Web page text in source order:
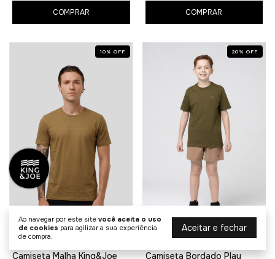
Ao navegar por este site você aceita o uso
de cookies para agilizar a sua experiência
de compra.
Aceitar e fechar
COMPRAR COMPRAR
10 % OFF
Camiseta Malha King&Joe
20 % OFF
Camiseta Bordado Play